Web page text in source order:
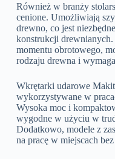
Również w branży
cenione. Umożliwiają
drewno, co jest
konstrukcji
momentu obrotowego,
rodzaju drewna i
Wkrętarki udarowe
wykorzystywane w
Wysoka moc i
wygodne w użyciu w
Dodatkowo, modele z
na pracę w miejscach